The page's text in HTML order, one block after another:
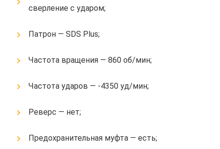
сверление с ударом;
Патрон — SDS Plus;
Частота вращения — 860 об/мин;
Частота ударов — -4350 уд/мин;
Реверс — нет;
Предохранительная муфта — есть;